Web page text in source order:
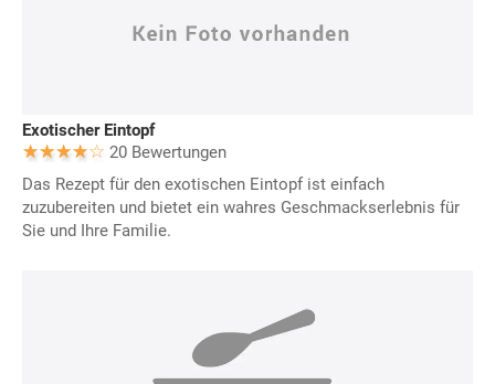
Exotischer Eintopf
20 Bewertungen
Das Rezept für den exotischen Eintopf ist einfach
zuzubereiten und bietet ein wahres Geschmackserlebnis für
Sie und Ihre Familie.